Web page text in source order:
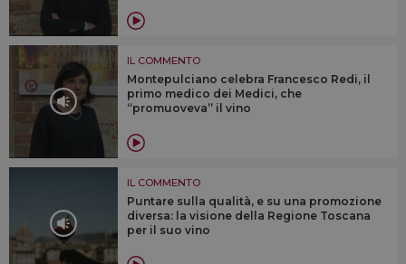
IL COMMENTO
Montepulciano celebra Francesco Redi, il
primo medico dei Medici, che
“promuoveva” il vino
IL COMMENTO
Puntare sulla qualità, e su una promozione
diversa: la visione della Regione Toscana
per il suo vino